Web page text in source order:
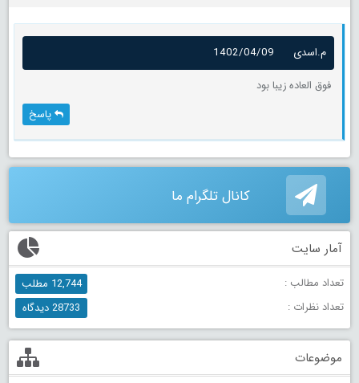
م.اسدی
1402/04/09
فوق العاده زیبا بود
پاسخ
کانال تلگرام ما
آمار سایت
تعداد مطالب :
12,744 مطلب
تعداد نظرات :
28733 دیدگاه
موضوعات